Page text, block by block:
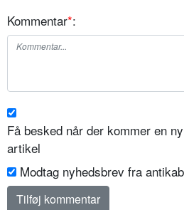
Kommentar*:
Få besked når der kommer en
artikel
Modtag nyhedsbrev fra